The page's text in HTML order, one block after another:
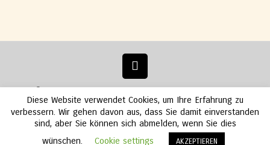
© 2020 Kunstverein Centre Bagatelle e.V. - Berlin. All Rights
Reserved. || Erstellung:Webteam Wiese
Kontakt / Impressum
Datenschutz
Diese Website verwendet Cookies, um Ihre Erfahrung zu
verbessern. Wir gehen davon aus, dass Sie damit einverstanden
sind, aber Sie können sich abmelden, wenn Sie dies
wünschen.
Cookie settings AKZEPTIEREN